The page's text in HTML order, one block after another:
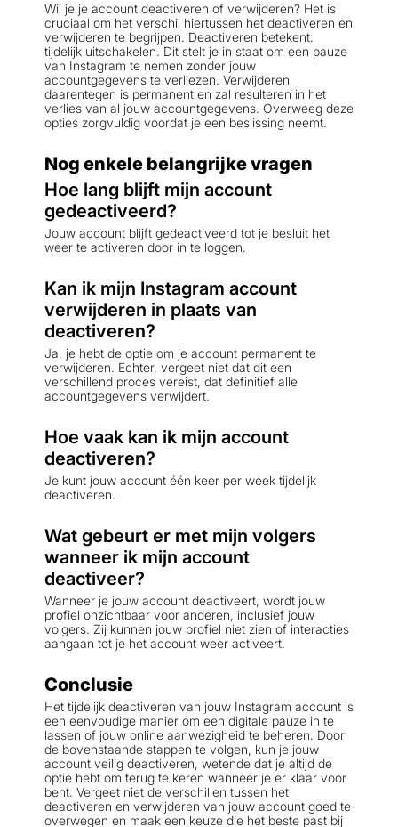
Wil je je account deactiveren of verwijderen? Het is
cruciaal om het verschil hiertussen het deactiveren en
verwijderen te begrijpen. Deactiveren betekent:
tijdelijk uitschakelen. Dit stelt je in staat om een pauze
van Instagram te nemen zonder jouw
accountgegevens te verliezen. Verwijderen
daarentegen is permanent en zal resulteren in het
verlies van al jouw accountgegevens. Overweeg deze
opties zorgvuldig voordat je een beslissing neemt.
Nog enkele belangrijke vragen
Hoe lang blijft mijn account
gedeactiveerd?
Jouw account blijft gedeactiveerd tot je besluit het
weer te activeren door in te loggen.
Kan ik mijn Instagram account
verwijderen in plaats van
deactiveren?
Ja, je hebt de optie om je account permanent te
verwijderen. Echter, vergeet niet dat dit een
verschillend proces vereist, dat definitief alle
accountgegevens verwijdert.
Hoe vaak kan ik mijn account
deactiveren?
Je kunt jouw account één keer per week tijdelijk
deactiveren.
Wat gebeurt er met mijn volgers
wanneer ik mijn account
deactiveer?
Wanneer je jouw account deactiveert, wordt jouw
profiel onzichtbaar voor anderen, inclusief jouw
volgers. Zij kunnen jouw profiel niet zien of interacties
aangaan tot je het account weer activeert.
Conclusie
Het tijdelijk deactiveren van jouw Instagram account is
een eenvoudige manier om een digitale pauze in te
lassen of jouw online aanwezigheid te beheren. Door
de bovenstaande stappen te volgen, kun je jouw
account veilig deactiveren, wetende dat je altijd de
optie hebt om terug te keren wanneer je er klaar voor
bent. Vergeet niet de verschillen tussen het
deactiveren en verwijderen van jouw account goed te
overwegen en maak een keuze die het beste past bij